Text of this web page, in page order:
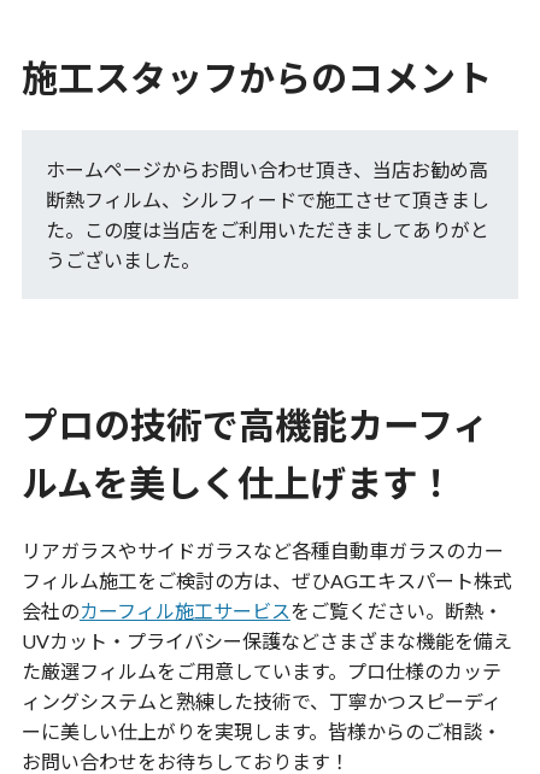
施工スタッフからのコメント
ホームページからお問い合わせ頂き、当店お勧め高
断熱フィルム、シルフィードで施工させて頂きまし
た。この度は当店をご利用いただきましてありがと
うございました。
プロの技術で高機能カーフィ
ルムを美しく仕上げます！
リアガラスやサイドガラスなど各種自動車ガラスのカー
フィルム施工をご検討の方は、ぜひAGエキスパート株式
会社のカーフィル施工サービスをご覧ください。断熱・
UVカット・プライバシー保護などさまざまな機能を備え
た厳選フィルムをご用意しています。プロ仕様のカッテ
ィングシステムと熟練した技術で、丁寧かつスピーディ
ーに美しい仕上がりを実現します。皆様からのご相談・
お問い合わせをお待ちしております！